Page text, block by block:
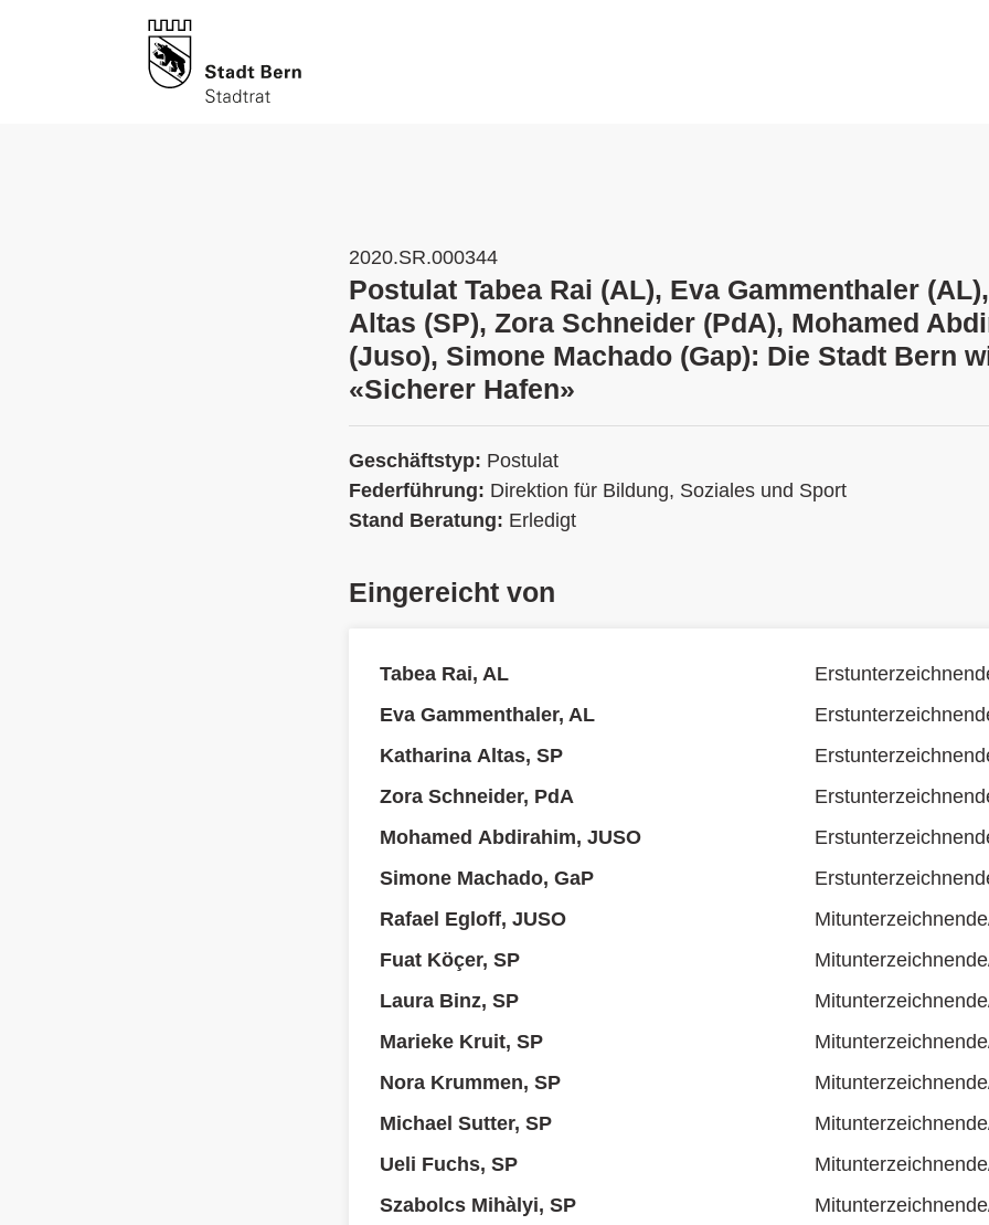
2020.SR.000344
Postulat Tabea Rai (AL), Eva Gammenthaler
Altas (SP), Zora Schneider (PdA), Mohamed
(Juso), Simone Machado (Gap): Die Stadt Bern
«Sicherer Hafen»
Geschäftstyp: Postulat
Federführung: Direktion für Bildung, Soziales und Sport
Stand Beratung: Erledigt
Eingereicht von
Tabea Rai, AL
Eva Gammenthaler, AL
Katharina Altas, SP
Zora Schneider, PdA
Mohamed Abdirahim, JUSO
Simone Machado, GaP
Rafael Egloff, JUSO
Fuat Köçer, SP
Laura Binz, SP
Marieke Kruit, SP
Nora Krummen, SP
Michael Sutter, SP
Ueli Fuchs, SP
Szabolcs Mihàlyi, SP